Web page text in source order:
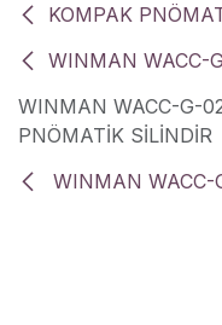
KOMPAK
WINMAN WACC-
WINMAN WACC-G-
PNÖMATİK SİLİNDİR
WINMAN WACC-